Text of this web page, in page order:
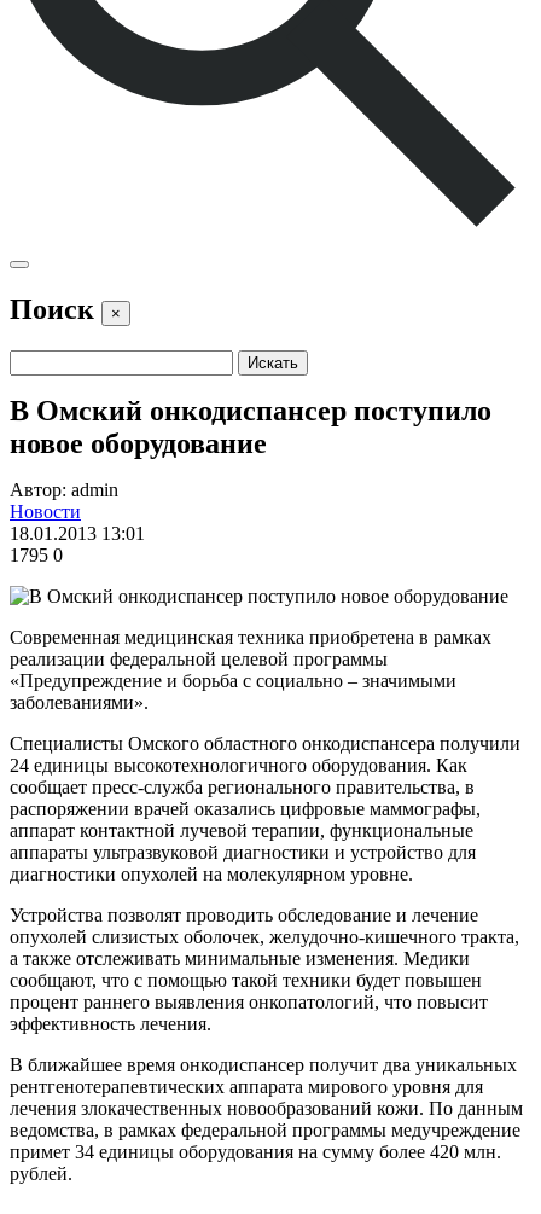
Поиск ×
В Омский онкодиспансер поступило
новое оборудование
Автор: admin
Новости
18.01.2013 13:01
1795 0
Современная медицинская техника приобретена в рамках
реализации федеральной целевой программы
«Предупреждение и борьба с социально – значимыми
заболеваниями».
Специалисты Омского областного онкодиспансера получили
24 единицы высокотехнологичного оборудования. Как
сообщает пресс-служба регионального правительства, в
распоряжении врачей оказались цифровые маммографы,
аппарат контактной лучевой терапии, функциональные
аппараты ультразвуковой диагностики и устройство для
диагностики опухолей на молекулярном уровне.
Устройства позволят проводить обследование и лечение
опухолей слизистых оболочек, желудочно-кишечного тракта,
а также отслеживать минимальные изменения. Медики
сообщают, что с помощью такой техники будет повышен
процент раннего выявления онкопатологий, что повысит
эффективность лечения.
В ближайшее время онкодиспансер получит два уникальных
рентгенотерапевтических аппарата мирового уровня для
лечения злокачественных новообразований кожи. По данным
ведомства, в рамках федеральной программы медучреждение
примет 34 единицы оборудования на сумму более 420 млн.
рублей.